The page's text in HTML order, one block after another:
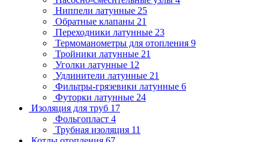
Ниппели латунные 25
Обратные клапаны 21
Переходники латунные 23
Термоманометры для отопления 9
Тройники латунные 21
Уголки латунные 12
Удлинители латунные 21
Фильтры-грязевики латунные 6
Футорки латунные 24
Изоляция для труб 17
Фольгопласт 4
Трубная изоляция 11